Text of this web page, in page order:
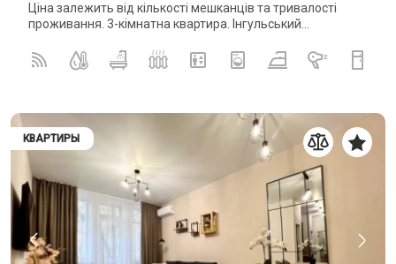
Ціна залежить від кількості мешканців та тривалості
проживання. 3-кімнатна квартира. Інгульський...
КВАРТИРЫ